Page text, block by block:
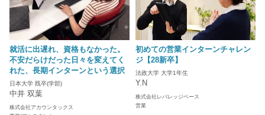
就活に出遅れ、資格もなかった。
不安だらけだった日々を変えてく
れた、長期インターンという選択
日本大学 既卒(学部)
中井 双葉
株式会社アカウンタックス
初めての営業インターンチャレン
ジ【28新卒】
法政大学 大学1年生
Y.N
株式会社レバレッジベース
営業